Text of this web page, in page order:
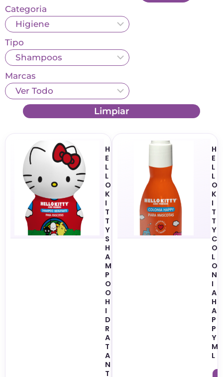
Categoria
Tipo
Marcas
Limpiar
H
E
L
L
O
K
I
T
T
Y
S
H
A
M
P
O
O
H
I
D
R
A
T
A
N
T
H
E
L
L
O
K
I
T
T
Y
C
O
L
O
N
I
A
H
A
P
P
Y
M
L